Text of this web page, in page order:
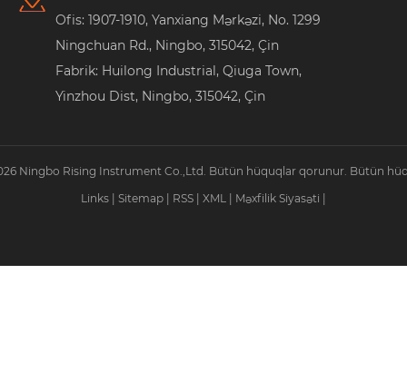
Ofis: 1907-1910, Yanxiang Mərkəzi, No. 1299
Ningchuan Rd., Ningbo, 315042, Çin
Fabrik: Huilong Industrial, Qiuga Town,
Yinzhou Dist, Ningbo, 315042, Çin
Ningbo Rising Instrument Co.,Ltd. Bütün hüquqlar qorunur. Bütün
Links
Sitemap RSS XML Məxfilik Siyasəti